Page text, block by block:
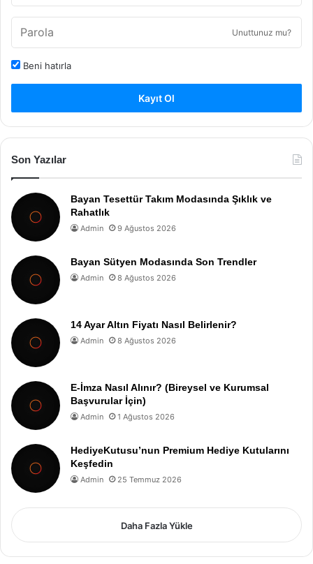
Unuttunuz mu?
Beni hatırla
Kayıt Ol
Son Yazılar
Bayan Tesettür Takım Modasında Şıklık ve
Rahatlık
Admin 9 Ağustos 2026
Bayan Sütyen Modasında Son Trendler
Admin 8 Ağustos 2026
14 Ayar Altın Fiyatı Nasıl Belirlenir?
Admin 8 Ağustos 2026
E-İmza Nasıl Alınır? (Bireysel ve Kurumsal
Başvurular İçin)
Admin 1 Ağustos 2026
HediyeKutusu’nun Premium Hediye Kutularını
Keşfedin
Admin 25 Temmuz 2026
Daha Fazla Yükle